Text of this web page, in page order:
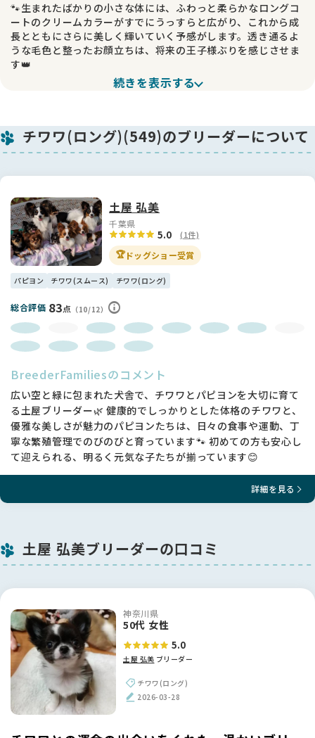
🐾生まれたばかりの小さな体には、ふわっと柔らかなロングコ
ートのクリームカラーがすでにうっすらと広がり、これから成
長とともにさらに美しく輝いていく予感がします。透き通るよ
うな毛色と整ったお顔立ちは、将来の王子様ぶりを感じさせま
す👑
💛まだお母さんの温もりの中で安心して過ごす時期ですが、す
ると、その可愛さはますますパワーアップします。
はとても貴重な時間です。小さな王子が、ご家族と過ごす毎日
続きを表示する
チワワ(ロング)(549)のブリーダーについて
土屋 弘美
千葉県
5.0 (1件)
🏆ドッグショー受賞
パピヨン チワワ(スムース) チワワ(ロング)
総合評価 83点 （10/12）
BreederFamiliesのコメント
広い空と緑に包まれた犬舎で、チワワとパピヨンを大切に育て
る土屋ブリーダー🌿 健康的でしっかりとした体格のチワワと、
優雅な美しさが魅力のパピヨンたちは、日々の食事や運動、丁
寧な繁殖管理でのびのびと育っています🐾 初めての方も安心し
て迎えられる、明るく元気な子たちが揃っています😊
詳細を見る
土屋 弘美ブリーダーの口コミ
神奈川県
50代 女性
5.0
土屋 弘美 ブリーダー
チワワ(ロング)
2026-03-28